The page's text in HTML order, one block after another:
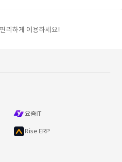
리하게 이용하세요!
요즘IT
Rise ERP